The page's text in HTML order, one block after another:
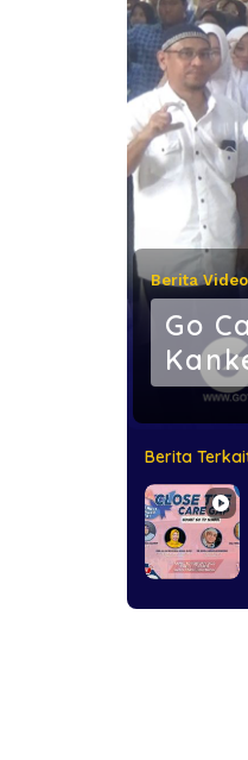
Berita Video
Go
Berita